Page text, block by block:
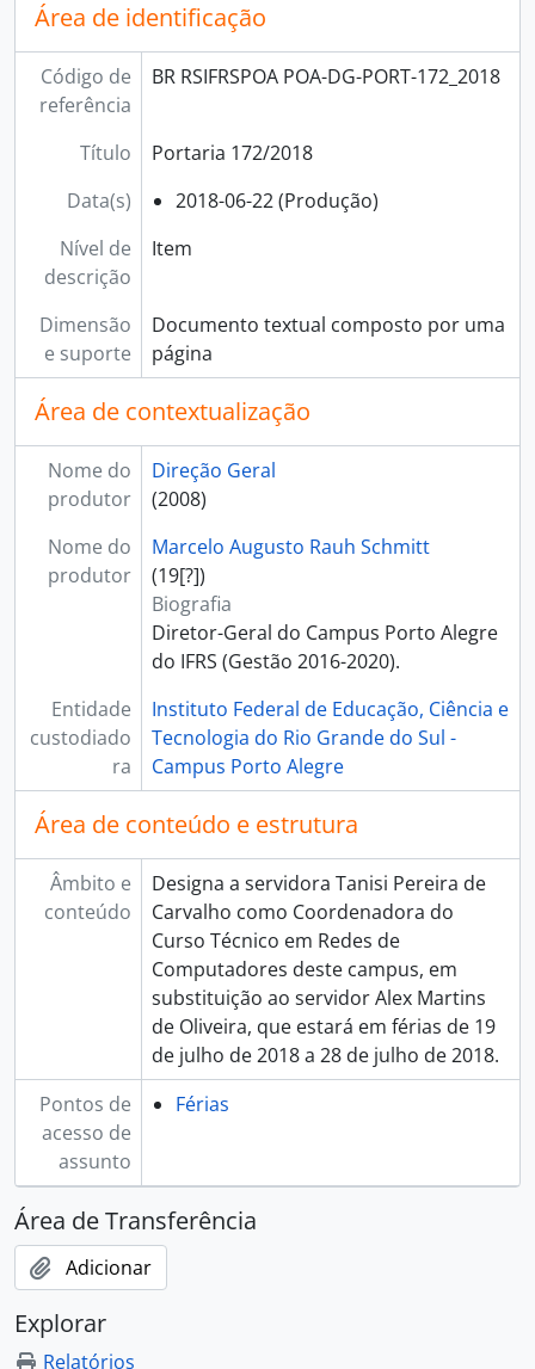
Área de identificação
Código de
referência
BR RSIFRSPOA POA-DG-PORT-172_2018
Título
Portaria 172/2018
Data(s)
2018-06-22 (Produção)
Nível de
descrição
Item
Dimensão
e suporte
Documento textual composto por uma
página
Área de contextualização
Nome do
produtor
Direção Geral
(2008)
Nome do
produtor
Marcelo Augusto Rauh Schmitt
(19[?])
Biografia
Diretor-Geral do Campus Porto Alegre
do IFRS (Gestão 2016-2020).
Entidade
custodiado
ra
Instituto Federal de Educação, Ciência e
Tecnologia do Rio Grande do Sul -
Campus Porto Alegre
Área de conteúdo e estrutura
Âmbito e
conteúdo
Designa a servidora Tanisi Pereira de
Carvalho como Coordenadora do
Curso Técnico em Redes de
Computadores deste campus, em
substituição ao servidor Alex Martins
de Oliveira, que estará em férias de 19
de julho de 2018 a 28 de julho de 2018.
Pontos de
acesso de
assunto
Férias
Área de Transferência
Adicionar
Explorar
Relatórios